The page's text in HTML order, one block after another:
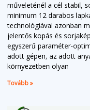
műveleténél a cél stabil,
minimum 12 darabos
technológiával azonban
jelentős kopás és
egyszerű paraméter-
adott gépen, az adott
környezetben olyan
Tovább »